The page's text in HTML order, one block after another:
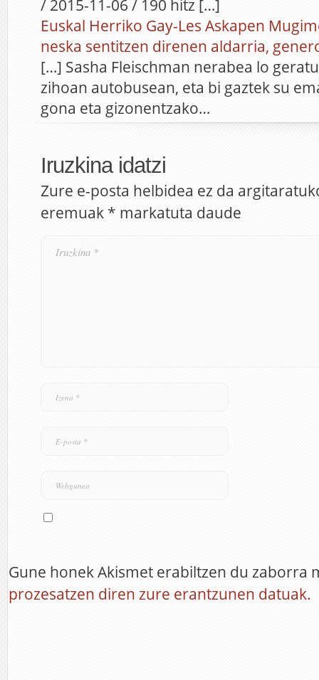
/ 2015-11-06 / 190 hitz […]
Euskal Herriko Gay-Les Askapen
neska sentitzen direnen aldarria,
[…] Sasha Fleischman nerabea lo
zihoan autobusean, eta bi gaztek su
gona eta gizonentzako…
Iruzkina idatzi
Zure e-posta helbidea ez da
eremuak * markatuta daude
Gune honek Akismet erabiltzen du zaborra
prozesatzen diren zure erantzunen datuak.